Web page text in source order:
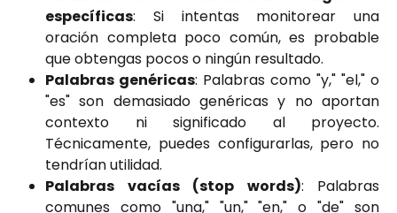
específicas: Si intentas monitorear una
oración completa poco común, es probable
que obtengas pocos o ningún resultado.
Palabras genéricas: Palabras como "y," "el," o
"es" son demasiado genéricas y no aportan
contexto ni significado al proyecto.
Técnicamente, puedes configurarlas, pero no
tendrían utilidad.
Palabras vacías (stop words): Palabras
comunes como "una," "un," "en," o "de" son